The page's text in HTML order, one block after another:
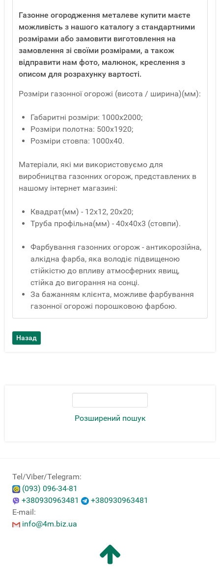
Розширений пошук
Газонне огородження металеве купити маєте
можливість з нашого каталогу з стандартними
розмірами або замовити виготовлення на
замовлення зі своїми розмірами, а також
відправити нам фото, малюнок, креслення з
описом для розрахунку вартості.
Розміри газонної огорожі (висота / ширина)(мм):
Габаритні розміри: 1000х2000;
Розміри полотна: 500х1920;
Розміри стовпа: 1000х40.
Матеріали, які ми використовуємо для
виробництва газонних огорож, представлених в
нашому інтернет магазині:
Квадрат(мм) - 12x12, 20x20;
Труба профільна(мм) - 40x40x3 (стовпи).
Фарбування газонних огорож - антикорозійна,
алкідна фарба, яка володіє підвищеною
стійкістю до впливу атмосферних явищ,
стійка до вигорання на сонці.
За бажанням клієнта, можливе фарбування
газонної огорожі порошковою фарбою.
Tel/Viber/Telegram:
(093) 096-34-81
+380930963481
+380930963481
E-mail:
info@4m.biz.ua